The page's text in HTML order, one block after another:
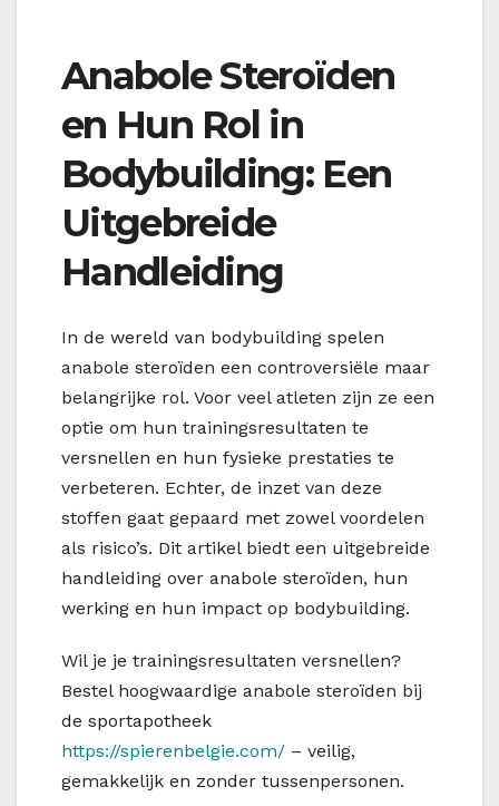
Anabole Steroïden
en Hun Rol in
Bodybuilding: Een
Uitgebreide
Handleiding
In de wereld van bodybuilding spelen
anabole steroïden een controversiële maar
belangrijke rol. Voor veel atleten zijn ze een
optie om hun trainingsresultaten te
versnellen en hun fysieke prestaties te
verbeteren. Echter, de inzet van deze
stoffen gaat gepaard met zowel voordelen
als risico’s. Dit artikel biedt een uitgebreide
handleiding over anabole steroïden, hun
werking en hun impact op bodybuilding.
Wil je je trainingsresultaten versnellen?
Bestel hoogwaardige anabole steroïden bij
de sportapotheek
https://spierenbelgie.com/ – veilig,
gemakkelijk en zonder tussenpersonen.